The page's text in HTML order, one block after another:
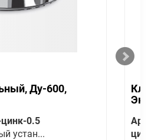
Ду-600,
0.5
устан...